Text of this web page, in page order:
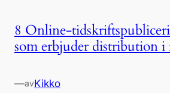
8 Online-
som erbjuder distribution i
—avKikko